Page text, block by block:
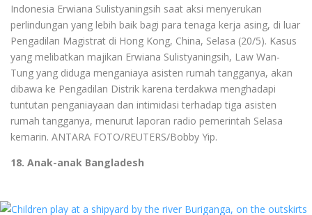
Indonesia Erwiana Sulistyaningsih saat aksi menyerukan
perlindungan yang lebih baik bagi para tenaga kerja asing, di luar
Pengadilan Magistrat di Hong Kong, China, Selasa (20/5). Kasus
yang melibatkan majikan Erwiana Sulistyaningsih, Law Wan-
Tung yang diduga menganiaya asisten rumah tangganya, akan
dibawa ke Pengadilan Distrik karena terdakwa menghadapi
tuntutan penganiayaan dan intimidasi terhadap tiga asisten
rumah tangganya, menurut laporan radio pemerintah Selasa
kemarin. ANTARA FOTO/REUTERS/Bobby Yip.
18. Anak-anak Bangladesh